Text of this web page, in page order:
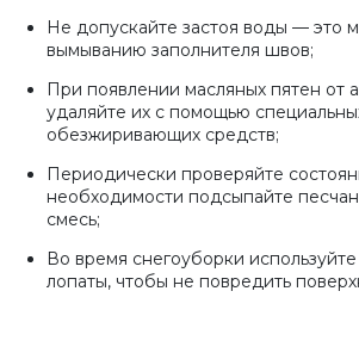
Не допускайте застоя воды — это
вымыванию заполнителя швов;
При появлении масляных пятен от
удаляйте их с помощью
обезжиривающих средств;
Периодически проверяйте
необходимости подсыпайте
смесь;
Во время снегоуборки
лопаты, чтобы не повредить